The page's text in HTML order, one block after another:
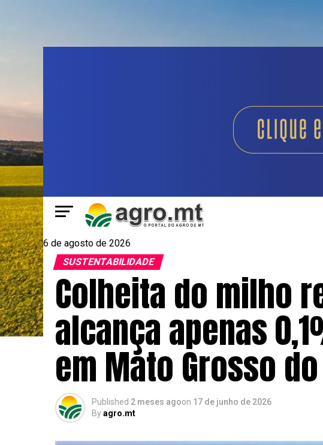
6 de agosto de 2026
SUSTENTABILIDADE
Colheita do milho
alcança apenas
em Mato Grosso do
Published 2 meses agoon 17 de junho de 2026
Byagro.mt